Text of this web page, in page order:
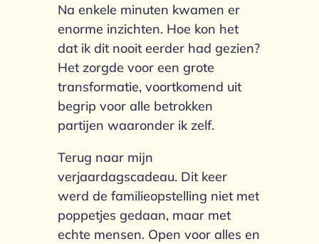
Na enkele minuten kwamen er
enorme inzichten. Hoe kon het
dat ik dit nooit eerder had gezien?
Het zorgde voor een grote
transformatie, voortkomend uit
begrip voor alle betrokken
partijen waaronder ik zelf.
Terug naar mijn
verjaardagscadeau. Dit keer
werd de familieopstelling niet met
poppetjes gedaan, maar met
echte mensen. Open voor alles en